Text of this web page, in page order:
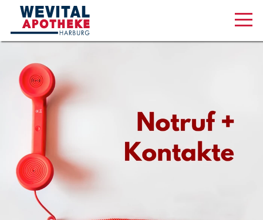
Unsere Serviceleistungen
Karriere
Online Shop